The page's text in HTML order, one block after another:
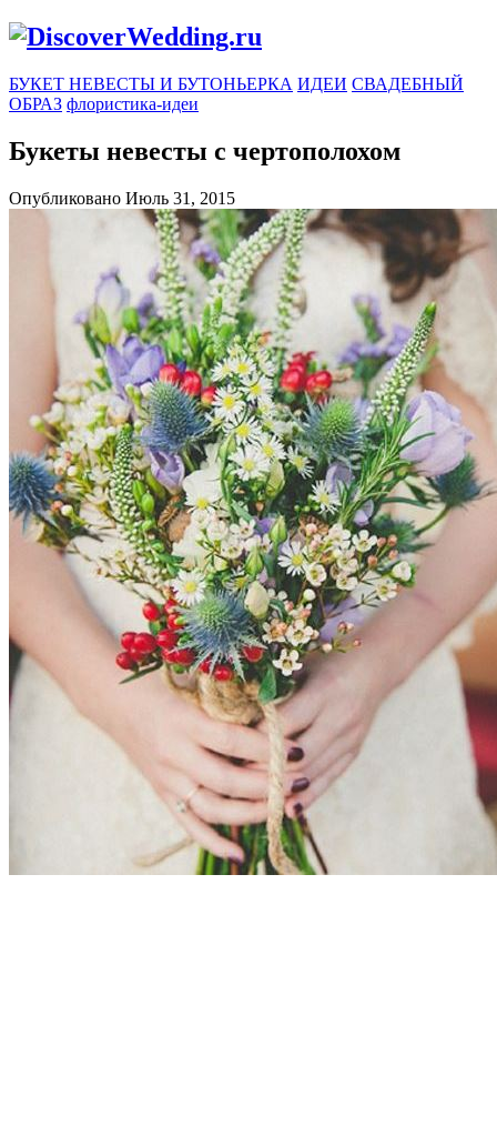
БУКЕТ НЕВЕСТЫ И БУТОНЬЕРКА ИДЕИ СВАДЕБНЫЙ
ОБРАЗ флористика-идеи
Букеты невесты с чертополохом
Опубликовано Июль 31, 2015